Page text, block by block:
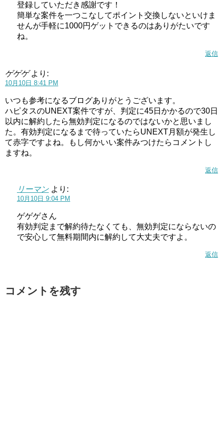
登録していただき感謝です！
簡単な案件を一つこなしてポイント交換しないといけま
せんが手軽に1000円ゲットできるのはありがたいです
ね。
返信
ゲゲゲ より:
10月10日 8:41 PM
いつも参考になるブログありがとうございます。
ハピタスのUNEXT案件ですが、判定に45日かかるので30日
以内に解約したら無効判定になるのではないかと思いまし
た。有効判定になるまで待っていたらUNEXT月額が発生し
て赤字ですよね。もし何かいい案件みつけたらコメントし
ますね。
返信
リーマン より:
10月10日 9:04 PM
ゲゲゲさん
有効判定まで解約待たなくても、無効判定にならないの
で安心して無料期間内に解約して大丈夫ですよ。
返信
コメントを残す